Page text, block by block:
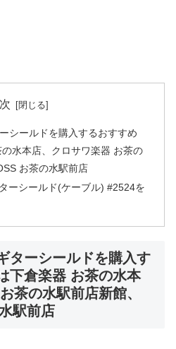
シールドを購入するおすすめ
水本店、クロサワ楽器 お茶の
お茶の水駅前店
ーシールド(ケーブル) #2524を
ターシールドを購入す
下倉楽器 お茶の水本
茶の水駅前店新館、
駅前店